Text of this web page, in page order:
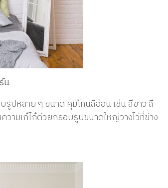
น
ปหลาย ๆ ขนาด คุมโทนสีอ่อน เช่น สีขาว สี
วามเก๋ไก๋ด้วยกรอบรูปขนาดใหญ่วางไว้ที่ข้าง